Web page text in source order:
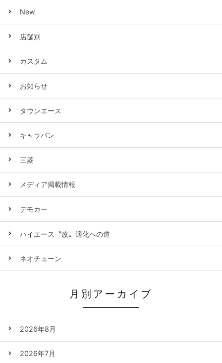
New
店舗別
カスタム
お知らせ
タウンエース
キャラバン
三菱
メディア掲載情報
デモカー
ハイエース〝改〟適化への道
ネオチューン
月別アーカイブ
2026年8月
2026年7月